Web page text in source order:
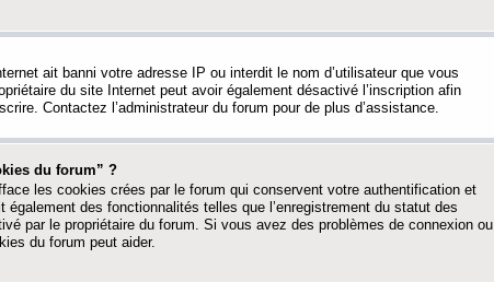
ait banni votre adresse IP ou interdit le nom d’utilisateur que vous
du site Internet peut avoir également désactivé l’inscription afin
Contactez l’administrateur du forum pour de plus d’assistance.
du forum” ?
les cookies crées par le forum qui conservent votre authentification et
des fonctionnalités telles que l’enregistrement du statut des
par le propriétaire du forum. Si vous avez des problèmes de connexion ou
du forum peut aider.